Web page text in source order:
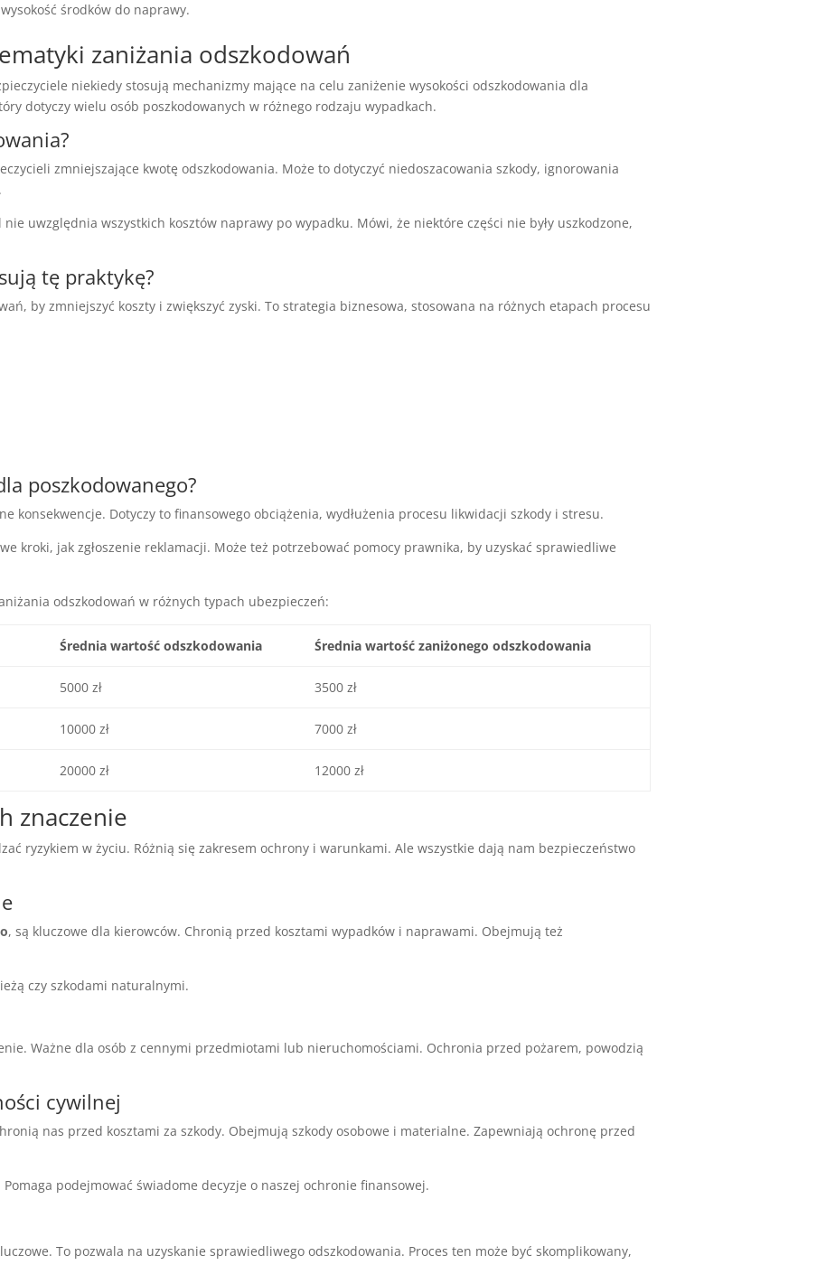
środków do naprawy.
zaniżania odszkodowań
niekiedy stosują mechanizmy mające na celu zaniżenie wysokości odszkodowania dla
dotyczy wielu osób poszkodowanych w różnego rodzaju wypadkach.
zmniejszające kwotę odszkodowania. Może to dotyczyć niedoszacowania szkody, ignorowania
uwzględnia wszystkich kosztów naprawy po wypadku. Mówi, że niektóre części nie były uszkodzone,
tę praktykę?
by zmniejszyć koszty i zwiększyć zyski. To strategia biznesowa, stosowana na różnych etapach procesu
poszkodowanego?
konsekwencje. Dotyczy to finansowego obciążenia, wydłużenia procesu likwidacji szkody i stresu.
kroki, jak zgłoszenie reklamacji. Może też potrzebować pomocy prawnika, by uzyskać sprawiedliwe
odszkodowań w różnych typach ubezpieczeń:
Średnia wartość odszkodowania Średnia wartość zaniżonego odszkodowania
5000 zł 3500 zł
10000 zł 7000 zł
20000 zł 12000 zł
znaczenie
ryzykiem w życiu. Różnią się zakresem ochrony i warunkami. Ale wszystkie dają nam bezpieczeństwo
, są kluczowe dla kierowców. Chronią przed kosztami wypadków i naprawami. Obejmują też
czy szkodami naturalnymi.
Ważne dla osób z cennymi przedmiotami lub nieruchomościami. Ochronia przed pożarem, powodzią
cywilnej
nas przed kosztami za szkody. Obejmują szkody osobowe i materialne. Zapewniają ochronę przed
podejmować świadome decyzje o naszej ochronie finansowej.
To pozwala na uzyskanie sprawiedliwego odszkodowania. Proces ten może być skomplikowany,